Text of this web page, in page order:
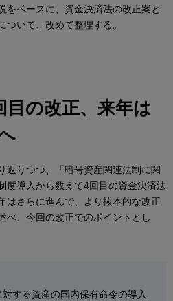
をベースに、資金決済法の改正案と
いて、改めて整理する。
目の改正、来年は
返りつつ、「暗号資産関連法制に関
度導入から数えて4回目の資金決済法
はさらに進んで、より抜本的な改正
べ、今回の改正でのポイントとし
する資産の国内保有命令の導入